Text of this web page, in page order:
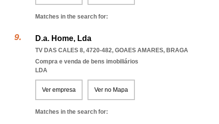
Matches in the search for:
D.a. Home, Lda
TV DAS CALES 8, 4720-482, GOAES AMARES, BRAGA
Compra e venda de bens imobiliários
LDA
Ver empresa Ver no Mapa
Matches in the search for: